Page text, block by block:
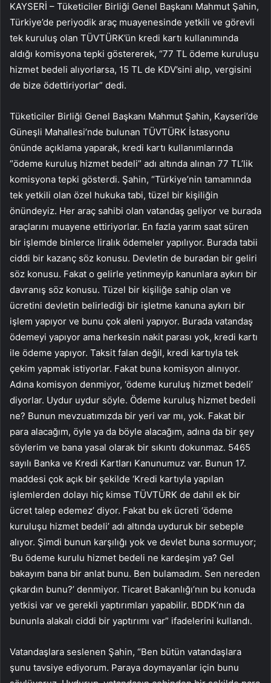
KAYSERİ – Tüketiciler Birliği Genel Başkanı Mahmut Şahin,
Türkiye’de periyodik araç muayenesinde yetkili ve görevli
tek kuruluş olan TÜVTÜRK’ün kredi kartı kullanımında
aldığı komisyona tepki göstererek, “77 TL ödeme kuruluşu
hizmet bedeli alıyorlarsa, 15 TL de KDV’sini alıp, vergisini
de bize ödettiriyorlar” dedi.
Tüketiciler Birliği Genel Başkanı Mahmut Şahin, Kayseri’de
Güneşli Mahallesi’nde bulunan TÜVTÜRK İstasyonu
önünde açıklama yaparak, kredi kartı kullanımlarında
“ödeme kuruluş hizmet bedeli” adı altında alınan 77 TL’lik
komisyona tepki gösterdi. Şahin, “Türkiye’nin tamamında
tek yetkili olan özel hukuka tabi, tüzel bir kişiliğin
önündeyiz. Her araç sahibi olan vatandaş geliyor ve burada
araçlarını muayene ettiriyorlar. En fazla yarım saat süren
bir işlemde binlerce liralık ödemeler yapılıyor. Burada tabii
ciddi bir kazanç söz konusu. Devletin de buradan bir geliri
söz konusu. Fakat o gelirle yetinmeyip kanunlara aykırı bir
davranış söz konusu. Tüzel bir kişiliğe sahip olan ve
ücretini devletin belirlediği bir işletme kanuna aykırı bir
işlem yapıyor ve bunu çok aleni yapıyor. Burada vatandaş
ödemeyi yapıyor ama herkesin nakit parası yok, kredi kartı
ile ödeme yapıyor. Taksit falan değil, kredi kartıyla tek
çekim yapmak istiyorlar. Fakat buna komisyon alınıyor.
Adına komisyon denmiyor, ‘ödeme kuruluş hizmet bedeli’
diyorlar. Uydur uydur söyle. Ödeme kuruluş hizmet bedeli
ne? Bunun mevzuatımızda bir yeri var mı, yok. Fakat bir
para alacağım, öyle ya da böyle alacağım, adına da bir şey
söylerim ve bana yasal olarak bir sıkıntı dokunmaz. 5465
sayılı Banka ve Kredi Kartları Kanunumuz var. Bunun 17.
maddesi çok açık bir şekilde ‘Kredi kartıyla yapılan
işlemlerden dolayı hiç kimse TÜVTÜRK de dahil ek bir
ücret talep edemez’ diyor. Fakat bu ek ücreti ‘ödeme
kuruluşu hizmet bedeli’ adı altında uyduruk bir sebeple
alıyor. Şimdi bunun karşılığı yok ve devlet buna sormuyor;
‘Bu ödeme kurulu hizmet bedeli ne kardeşim ya? Gel
bakayım bana bir anlat bunu. Ben bulamadım. Sen nereden
çıkardın bunu?’ denmiyor. Ticaret Bakanlığı’nın bu konuda
yetkisi var ve gerekli yaptırımları yapabilir. BDDK’nın da
bununla alakalı ciddi bir yaptırımı var” ifadelerini kullandı.
Vatandaşlara seslenen Şahin, “Ben bütün vatandaşlara
şunu tavsiye ediyorum. Paraya doymayanlar için bunu